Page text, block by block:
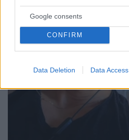
Google consents
CONFIRM
Data Deletion Data Access